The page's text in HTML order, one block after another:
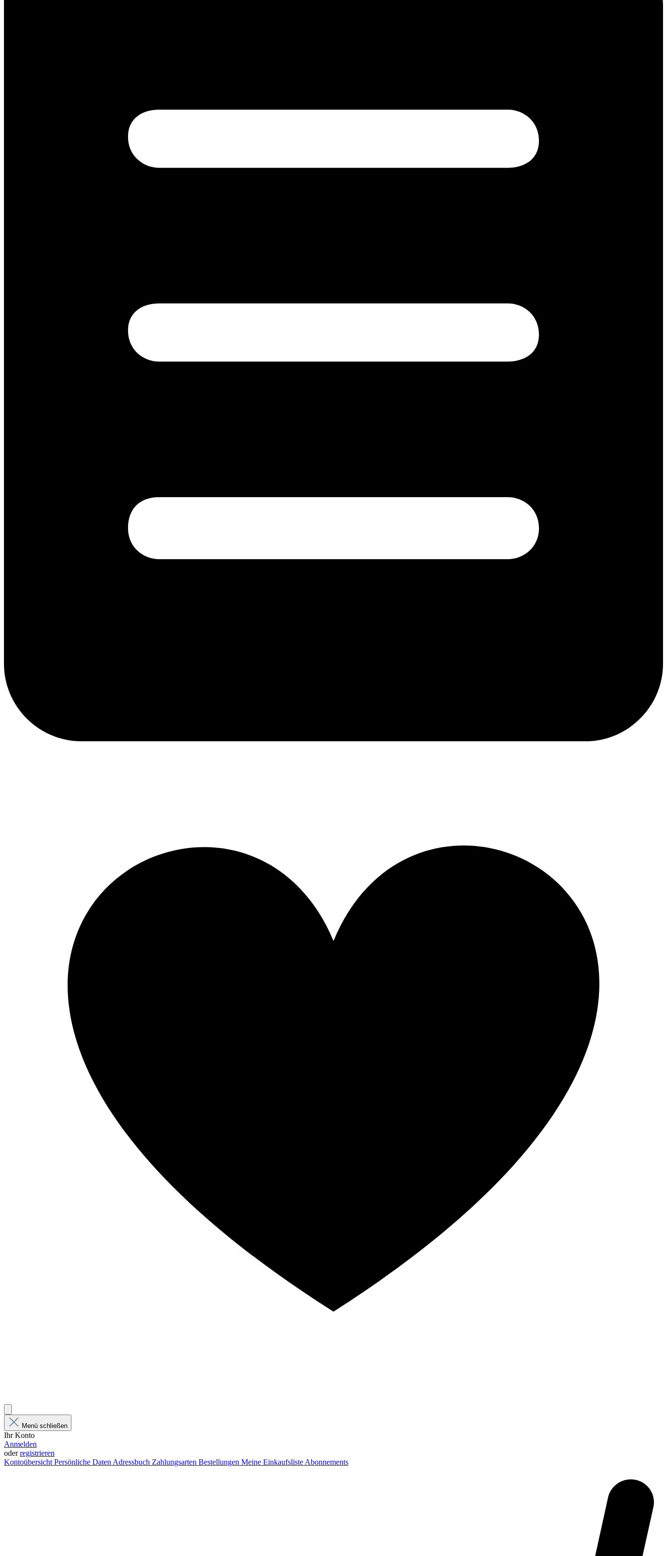
Menü schließen
Ihr Konto
Anmelden
oderregistrieren
KontoübersichtPersönliche DatenAdressbuch Zahlungsarten Bestellungen Meine EinkaufslisteAbonnements